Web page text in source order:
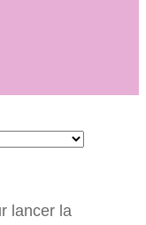
lancer la